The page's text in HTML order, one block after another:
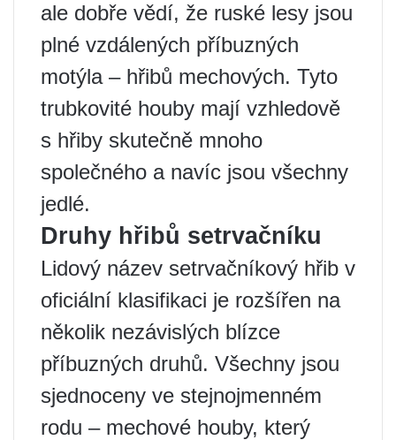
ale dobře vědí, že ruské lesy jsou
plné vzdálených příbuzných
motýla – hřibů mechových. Tyto
trubkovité houby mají vzhledově
s hřiby skutečně mnoho
společného a navíc jsou všechny
jedlé.
Druhy hřibů setrvačníku
Lidový název setrvačníkový hřib v
oficiální klasifikaci je rozšířen na
několik nezávislých blízce
příbuzných druhů. Všechny jsou
sjednoceny ve stejnojmenném
rodu – mechové houby, který